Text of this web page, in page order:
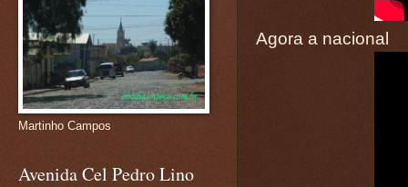
Agora a nacional
Martinho Campos
Avenida Cel Pedro Lino